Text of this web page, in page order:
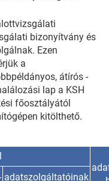
bizonyítvány és
Ezen
a
átírós -
lap a KSH
főosztályától
kitölthető.
adatszolgáltatóinak